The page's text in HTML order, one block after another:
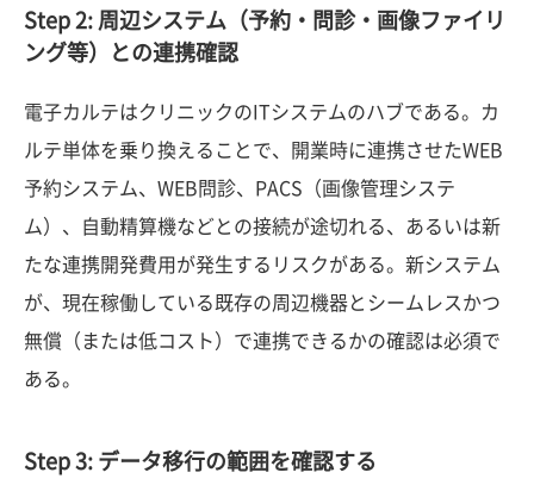
Step 2: 周辺システム（予約・問診・画像ファイリ
ング等）との連携確認
電子カルテはクリニックのITシステムのハブである。カ
ルテ単体を乗り換えることで、開業時に連携させたWEB
予約システム、WEB問診、PACS（画像管理システ
ム）、自動精算機などとの接続が途切れる、あるいは新
たな連携開発費用が発生するリスクがある。新システム
が、現在稼働している既存の周辺機器とシームレスかつ
無償（または低コスト）で連携できるかの確認は必須で
ある。
Step 3: データ移行の範囲を確認する